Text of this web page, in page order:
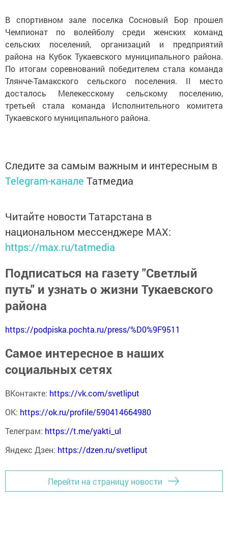
В спортивном зале поселка Сосновый Бор прошел
Чемпионат по волейболу среди женских команд
сельских поселений, организаций и предприятий
района на Кубок Тукаевского муниципального района.
По итогам соревнований победителем стала команда
Тлянче-Тамакского сельского поселения. II место
досталось Мелекесскому сельскому поселению,
третьей стала команда Исполнительного комитета
Тукаевского муниципального района.
Следите за самым важным и интересным в
Telegram-канале Татмедиа
Читайте новости Татарстана в
национальном мессенджере MАХ:
https://max.ru/tatmedia
Подписаться на газету "Светлый
путь" и узнать о жизни Тукаевского
района
https://podpiska.pochta.ru/press/%D0%9F9511
Самое интересное в наших
социальных сетях
ВКонтакте: https://vk.com/svetliput
ОК: https://ok.ru/profile/590414664980
Телеграм: https://t.me/yakti_ul
Яндекс Дзен: https://dzen.ru/svetliput
Перейти на страницу новости